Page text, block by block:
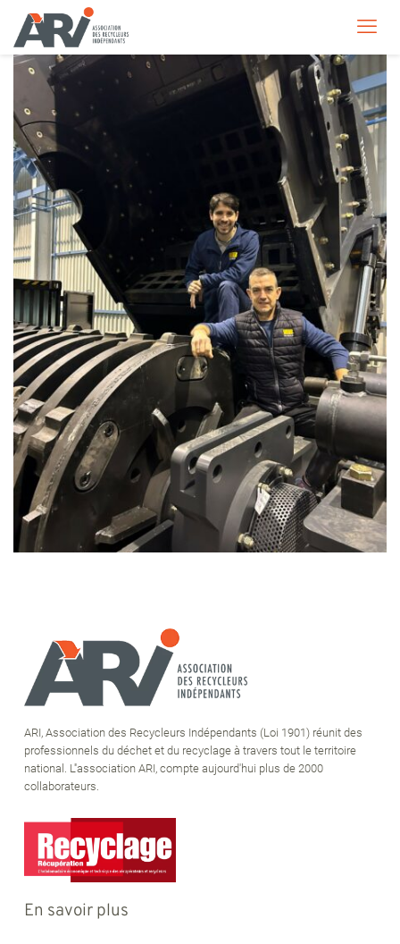
ARI, Association des Recycleurs Indépendants (Loi 1901) réunit des
professionnels du déchet et du recyclage à travers tout le territoire
national. L''association ARI, compte aujourd'hui plus de 2000
collaborateurs.
En savoir plus